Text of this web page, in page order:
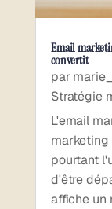
Email
convertit
par
Stratégie
L'email
pourtant
d'être
affiche un